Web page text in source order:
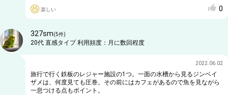
楽しい 0
327sm(5件)
20代 直感タイプ利用頻度： 月に数回程度
2022.06.02
旅行で行く鉄板のレジャー施設の1つ。一面の水槽から見るジンベイ
ザメは、何度見ても圧巻。その前にはカフェがあるので魚を見ながら
一息つける点もポイント。